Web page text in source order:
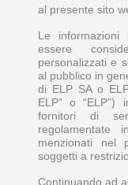
al presente sito
Le
essere
personalizzati e
al pubblico in
di ELP SA o
ELP” o “ELP”)
fornitori di
regolamentate
menzionati nel
soggetti a
Continuando ad